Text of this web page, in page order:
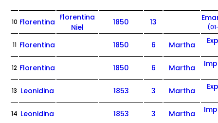
10 Florentina Florentina
Niel
1850 13
11 Florentina 1850 6 Martha
12 Florentina 1850 6 Martha
13 Leonidina 1853 3 Martha
14 Leonidina 1853 3 Martha